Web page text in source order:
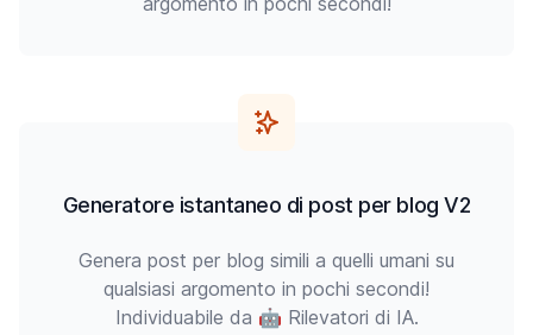
Generatore istantaneo di post per blog V2
Genera post per blog simili a quelli umani su
qualsiasi argomento in pochi secondi!
Individuabile da 🤖 Rilevatori di IA.